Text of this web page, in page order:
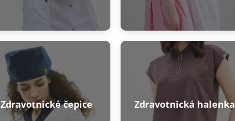
Zdravotnické čepice Zdravotnická halenka
PŘIHLASTE SE K ODBĚRU NOVINEK
Souhlasím se zpracováním výše uvedených údajů za účelem
zasílání informačního zpravodaje a obchodních informací o